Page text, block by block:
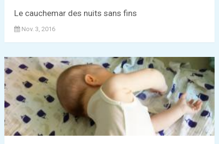
Le cauchemar des nuits sans fins
Nov. 3, 2016